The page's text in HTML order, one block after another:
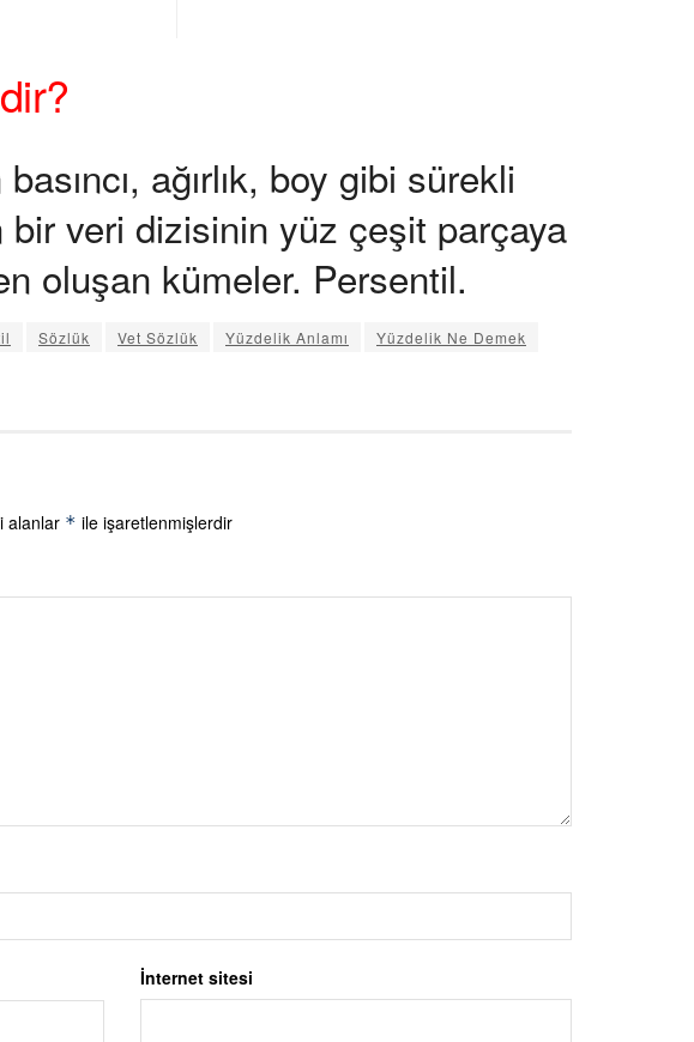
ağırlık, boy gibi sürekli
bir veri dizisinin yüz çeşit parçaya
oluşan kümeler. Persentil.
Sözlük Vet Sözlük Yüzdelik Anlamı
Yüzdelik Ne Demek
alanlar * ile işaretlenmişlerdir
İnternet sitesi